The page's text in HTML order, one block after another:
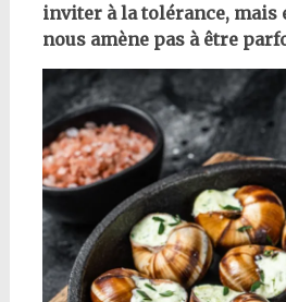
inviter à la tolérance, mais
nous amène pas à être